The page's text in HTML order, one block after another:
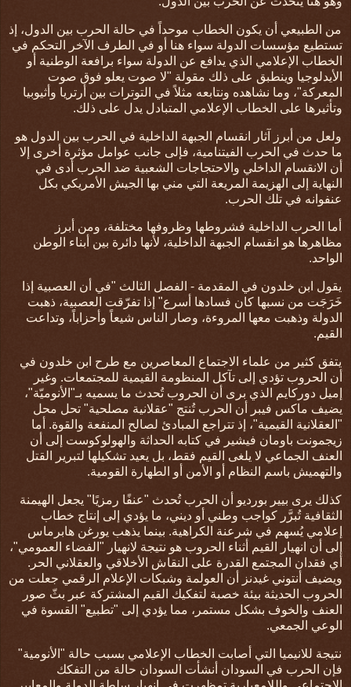
من الطبيعي أن يكون الخطاب موحداً في حالة الحرب بين الدول، إذ
تستطيع مؤسسات الدولة سواء هنا أو في الطرف الآخر التحكم في
الخطاب الإعلامي الذي يدافع عن الدولة سواء برافعة الوطنية أو
الأيدلوجيا وينطبق على ذلك مقولة "لا صوت يعلو فوق صوت
المعركة"، وما نشاهده ونتابعه مثلاً في التوترات بين أرتريا وأثيوبيا
وتأثيرها على الخطاب الإعلامي المتبادل يدل على ذلك.
ولعل من أبرز آثار انقسام الجبهة الداخلية في الحرب بين الدول هو
ما حدث في الحرب الفيتنامية، فإلى جانب عوامل مؤثرة أخرى إلا
أن الانقسام الداخلي والاحتجاجات الشعبية ضد الحرب أدى في
النهاية إلى الهزيمة المريعة التي مني بها الجيش الأمريكي بكل
عنفوانه في تلك الحرب.
أما الحرب الداخلية فشروطها وظروفها مختلفة، ومن أبرز
مظاهرها هو انقسام الجبهة الداخلية، لأنها دائرة بين أبناء الوطن
الواحد.
يقول ابن خلدون في المقدمة - الفصل الثالث "في أن العصبية إذا
خَرَجَت من نسبها كان فسادها أسرع" إذا تفرّقت العصبية، ذهبت
الدولة وذهبت معها المروءة، وصار الناس شيعاً وأحزاباً، وتداعت
القيم.
يتفق كثير من علماء الاجتماع المعاصرين مع طرح ابن خلدون في
أن الحروب تؤدي إلى تآكل المنظومة القيمية للمجتمعات. وغير
إميل دوركايم الذي برى أن الحروب تُحدث ما يسميه بـ"الأنوميّة"،
يضيف ماكس فيبر أن الحرب تُنتج "عقلانية مصلحية" تحل محل
"العقلانية القيمية"، إذ تتراجع المبادئ لصالح المنفعة والقوة. أما
زيجمونت باومان فيشير في كتابه الحداثة والهولوكوست إلى أن
العنف الجماعي لا يلغى القيم فقط، بل يعيد تشكيلها لتبرير القتل
والتهميش باسم النظام أو الأمن أو الطهارة القومية.
كذلك يرى بيير بورديو أن الحرب تُحدث "عنفًا رمزيًا" يجعل الهيمنة
الثقافية تُبرَّر كواجب وطني أو ديني، ما يؤدي إلى إنتاج خطاب
إعلامي يُسهم في شرعنة الكراهية. بينما يذهب يورغن هابرماس
إلى أن انهيار القيم أثناء الحروب هو نتيجة لانهيار "الفضاء العمومي"،
أي فقدان المجتمع القدرة على النقاش الأخلاقي والعقلاني الحر.
ويضيف أنتوني غيدنز أن العولمة وشبكات الإعلام الرقمي جعلت من
الحروب الحديثة بيئة خصبة لتفكيك القيم المشتركة عبر بثّ صور
العنف والخوف بشكل مستمر، مما يؤدي إلى "تطبيع" القسوة في
الوعي الجمعي.
نتيجة للانيميا التي أصابت الخطاب الإعلامي بسبب حالة "الأنومية"
فإن الحرب في السودان أنشأت السودان حالة من التفكك